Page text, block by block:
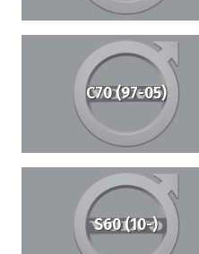
C70 (97-05)
S60 (10-)